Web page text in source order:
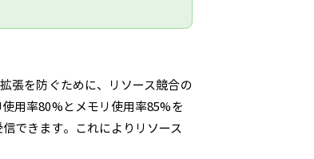
張を防ぐために、リソース競合の
用率80%とメモリ使用率85%を
できます。これによりリソース